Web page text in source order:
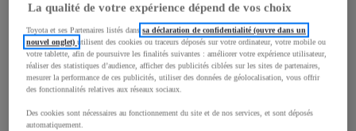
Largeur
1 765mm
La qualité de votre expérience dépend de vos choix
Toyota et ses Partenaires listés danssa déclaration de confidentialité (ouvre dans un
nouvel onglet)utilisent des cookies ou traceurs déposés sur votre ordinateur, votre mobile ou
votre tablette, afin de poursuivre les finalités suivantes : améliorer votre expérience utilisateur,
réaliser des statistiques d’audience, afficher des publicités ciblées sur les sites de partenaires,
mesurer la performance de ces publicités, utiliser des données de géolocalisation, vous offrir
des fonctionnalités relatives aux réseaux sociaux.
Des cookies sont nécessaires au fonctionnement du site et de nos services, et sont déposés
automatiquement.